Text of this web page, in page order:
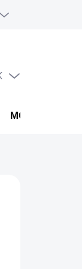
MOJE